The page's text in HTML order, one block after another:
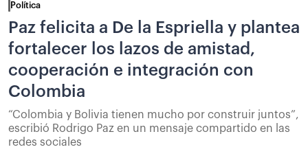
Política
Paz felicita a De la Espriella y plantea
fortalecer los lazos de amistad,
cooperación e integración con
Colombia
“Colombia y Bolivia tienen mucho por construir juntos”,
escribió Rodrigo Paz en un mensaje compartido en las
redes sociales